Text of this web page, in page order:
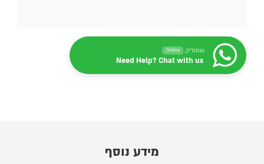
שמוליק Online
Need Help? Chat with us
מידע נוסף